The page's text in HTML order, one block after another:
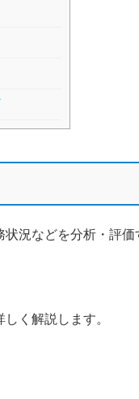
況などを分析・評
く解説します。